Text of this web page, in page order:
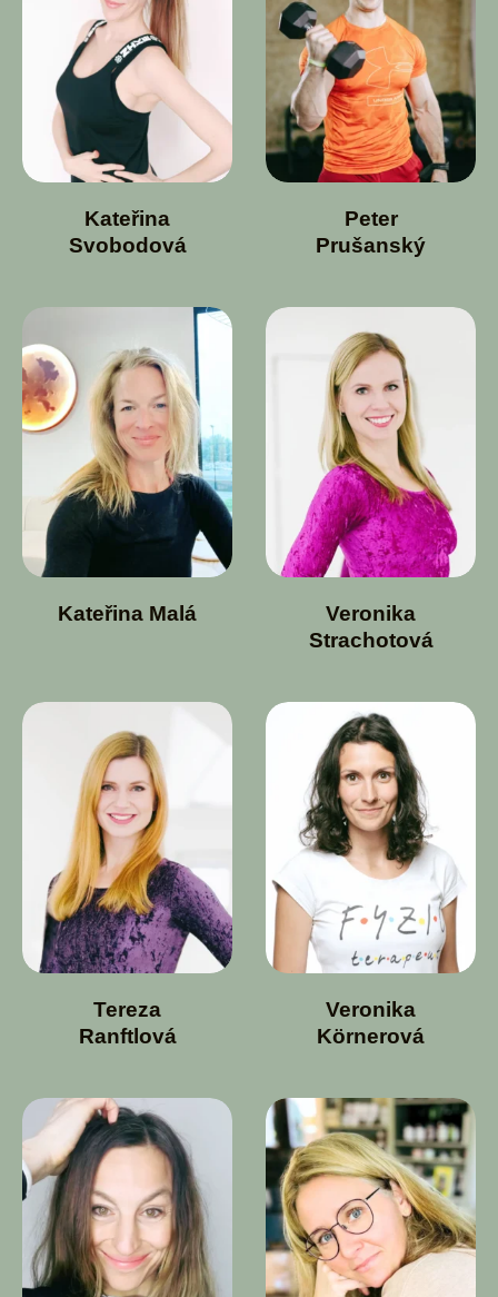
Kateřina
Svobodová
Peter
Prušanský
Kateřina Malá
Veronika
Strachotová
Tereza
Ranftlová
Veronika
Körnerová